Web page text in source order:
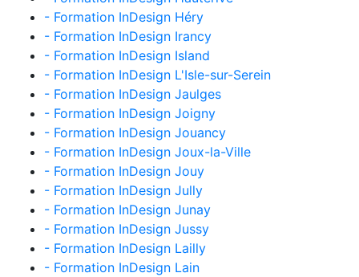
- Formation InDesign Héry
- Formation InDesign Irancy
- Formation InDesign Island
- Formation InDesign L'Isle-sur-Serein
- Formation InDesign Jaulges
- Formation InDesign Joigny
- Formation InDesign Jouancy
- Formation InDesign Joux-la-Ville
- Formation InDesign Jouy
- Formation InDesign Jully
- Formation InDesign Junay
- Formation InDesign Jussy
- Formation InDesign Lailly
- Formation InDesign Lain